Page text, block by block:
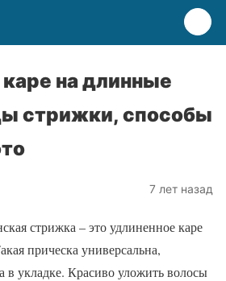
на длинные
стрижки, способы
7 лет назад
стрижка – это удлиненное каре
прическа универсальна,
в укладке. Красиво уложить волосы